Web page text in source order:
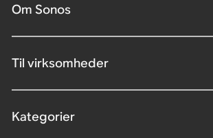
Om Sonos
Til virksomheder
Kategorier